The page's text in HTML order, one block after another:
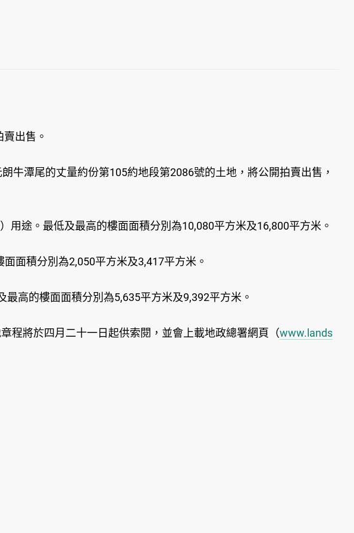
出售。
牛潭尾的丈量約份第105約地段第2086號的土地，將公開拍賣出售，
途。最低及最高的樓面面積分別為10,080平方米及16,800平方米。
面積分別為2,050平方米及3,417平方米。
高的樓面面積分別為5,635平方米及9,392平方米。
程將於四月二十一日起供索閱，並會上載地政總署網頁（www.lands